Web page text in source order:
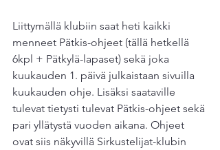
Liittymällä klubiin saat heti kaikki
menneet Pätkis-ohjeet (tällä hetkellä
6kpl + Pätkylä-lapaset) sekä joka
kuukauden 1. päivä julkaistaan sivuilla
kuukauden ohje. Lisäksi saataville
tulevat tietysti tulevat Pätkis-ohjeet sekä
pari yllätystä vuoden aikana. Ohjeet
ovat siis näkyvillä Sirkustelijat-klubin